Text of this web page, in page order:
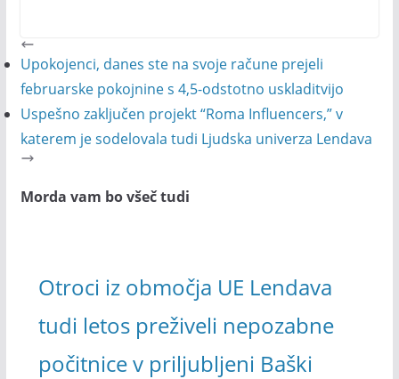
Upokojenci, danes ste na svoje račune prejeli
februarske pokojnine s 4,5-odstotno uskladitvijo
Uspešno zaključen projekt “Roma Influencers,” v
katerem je sodelovala tudi Ljudska univerza Lendava
Morda vam bo všeč tudi
Otroci iz območja UE Lendava
tudi letos preživeli nepozabne
počitnice v priljubljeni Baški